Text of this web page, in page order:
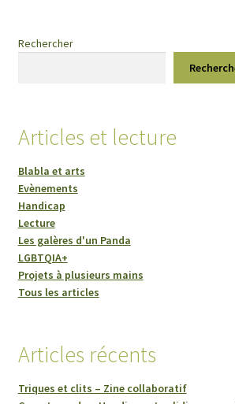
Rechercher
Articles et lecture
Blabla et arts
Evènements
Handicap
Lecture
Les galères d'un Panda
LGBTQIA+
Projets à plusieurs mains
Tous les articles
Articles récents
Triques et clits – Zine collaboratif